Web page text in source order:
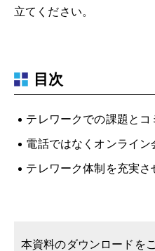
立てください。
目次
テレワークでの課題と
電話ではなくオンライ
テレワーク体制を充実
本資料のダウンロードを